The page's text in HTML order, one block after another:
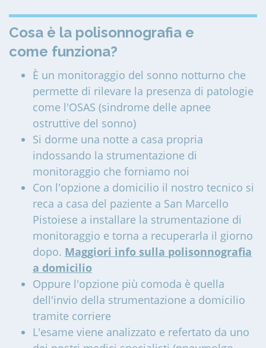
Cosa è la polisonnografia e
come funziona?
È un monitoraggio del sonno notturno che
permette di rilevare la presenza di patologie
come l'OSAS (sindrome delle apnee
ostruttive del sonno)
Si dorme una notte a casa propria
indossando la strumentazione di
monitoraggio che forniamo noi
Con l'opzione a domicilio il nostro tecnico si
reca a casa del paziente a San Marcello
Pistoiese a installare la strumentazione di
monitoraggio e torna a recuperarla il giorno
dopo. Maggiori info sulla polisonnografia
a domicilio
Oppure l'opzione più comoda è quella
dell'invio della strumentazione a domicilio
tramite corriere
L'esame viene analizzato e refertato da uno